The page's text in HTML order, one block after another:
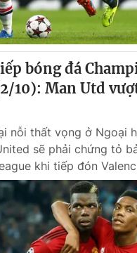
bóng đá
10): Man Utd
nỗi thất vọng ở Ngoại
sẽ phải chứng tỏ
khi tiếp đón